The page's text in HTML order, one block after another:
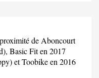
de Aboncourt
Basic Fit en 2017
et Toobike en 2016